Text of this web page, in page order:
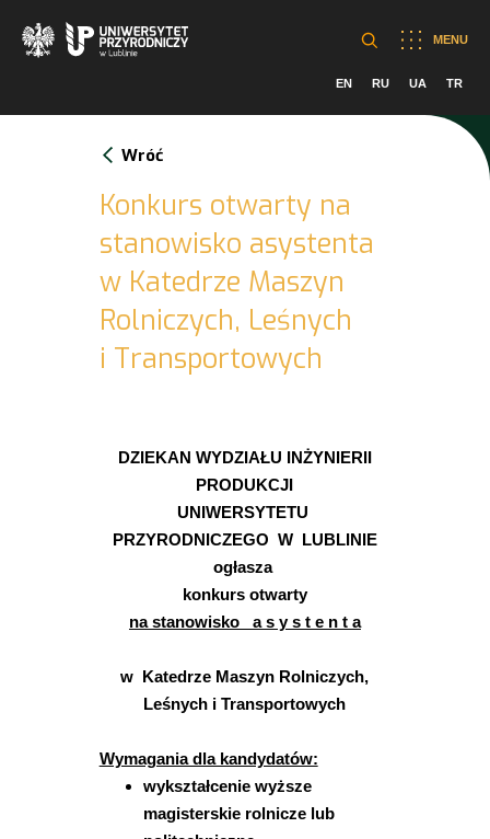
MENU
EN RU UA TR
Wróć
Konkurs otwarty na
stanowisko asystenta
w Katedrze Maszyn
Rolniczych, Leśnych
i Transportowych
DZIEKAN WYDZIAŁU INŻYNIERII
PRODUKCJI
UNIWERSYTETU
PRZYRODNICZEGO W LUBLINIE
ogłasza
konkurs otwarty
na stanowisko a s y s t e n t a
w Katedrze Maszyn Rolniczych,
Leśnych i Transportowych
Wymagania dla kandydatów:
wykształcenie wyższe
magisterskie rolnicze lub